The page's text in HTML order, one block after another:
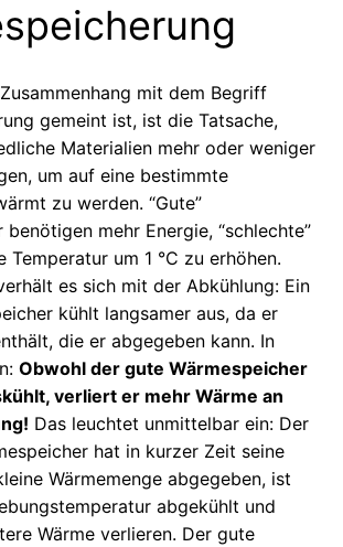
mit dem Begriff
gemeint ist, ist die Tatsache,
Materialien mehr oder weniger
um auf eine bestimmte
zu werden. “Gute”
benötigen mehr Energie, “schlechte”
Temperatur um 1 °C zu erhöhen.
es sich mit der Abkühlung: Ein
kühlt langsamer aus, da er
die er abgegeben kann. In
Obwohl der gute Wärmespeicher
verliert er mehr Wärme an
Das leuchtet unmittelbar ein: Der
hat in kurzer Zeit seine
Wärmemenge abgegeben, ist
abgekühlt und
Wärme verlieren. Der gute